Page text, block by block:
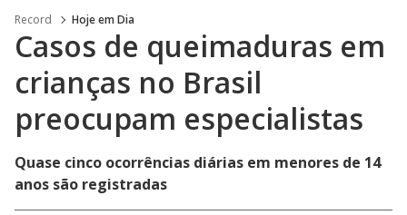
Record Hoje em Dia
Casos de queimaduras em
crianças no Brasil
preocupam especialistas
Quase cinco ocorrências diárias em menores de 14
anos são registradas